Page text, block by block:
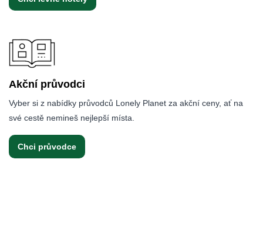
Akční průvodci
Vyber si z nabídky průvodců Lonely Planet za akční ceny, ať na
své cestě nemineš nejlepší místa.
Chci průvodce